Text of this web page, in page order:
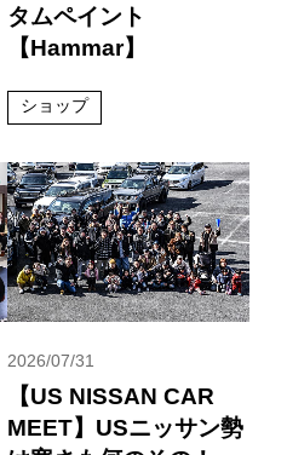
タムペイント
【Hammar】
ショップ
2026/07/31
【US NISSAN CAR
MEET】USニッサン勢